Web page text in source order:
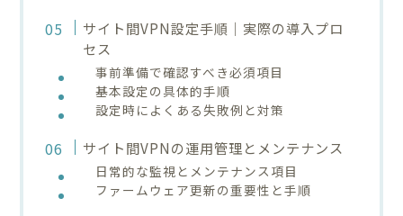
サイト間VPN設定手順｜実際の導入プロ
セス
事前準備で確認すべき必須項目
基本設定の具体的手順
設定時によくある失敗例と対策
サイト間VPNの運用管理とメンテナンス
日常的な監視とメンテナンス項目
ファームウェア更新の重要性と手順